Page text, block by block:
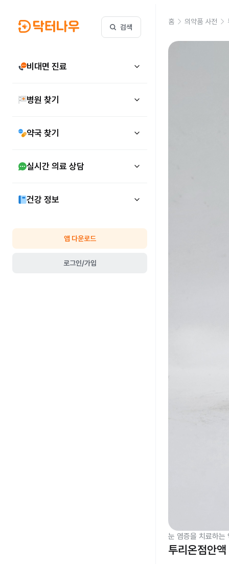
검색
비대면 진료
병원 찾기
약국 찾기
실시간 의료 상담
건강 정보
앱 다운로드
로그인/가입
홈 의약품 사전
눈 염증을 치료하는
투리온점안